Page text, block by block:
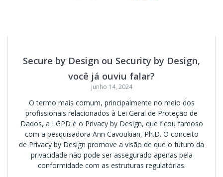
Secure by Design ou Security by Design,
você já ouviu falar?
junho 14, 2024
O termo mais comum, principalmente no meio dos
profissionais relacionados à Lei Geral de Proteção de
Dados, a LGPD é o Privacy by Design, que ficou famoso
com a pesquisadora Ann Cavoukian, Ph.D. O conceito
de Privacy by Design promove a visão de que o futuro da
privacidade não pode ser assegurado apenas pela
conformidade com as estruturas regulatórias.